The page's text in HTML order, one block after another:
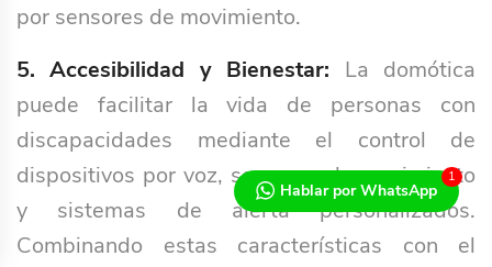
por sensores de movimiento.
5. Accesibilidad y Bienestar: La domótica
puede facilitar la vida de personas con
discapacidades mediante el control de
dispositivos por voz, sensores de movimiento
y sistemas de alerta personalizados.
Combinando estas características con el
Hablar por WhatsApp
1